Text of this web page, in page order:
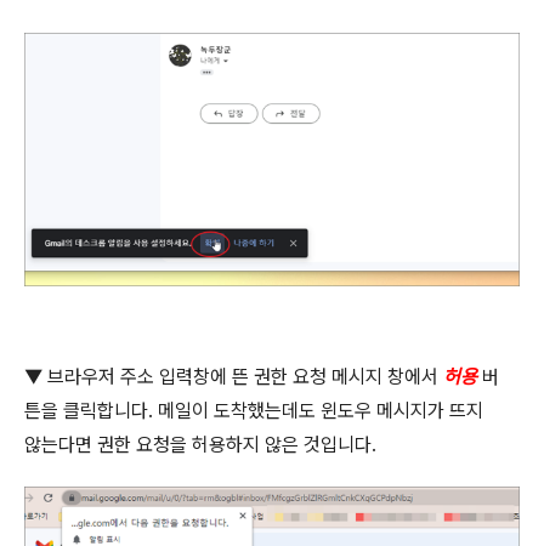
▼ 브라우저 주소 입력창에 뜬 권한 요청 메시지 창에서 허용 버
튼을 클릭합니다. 메일이 도착했는데도 윈도우 메시지가 뜨지
않는다면 권한 요청을 허용하지 않은 것입니다.